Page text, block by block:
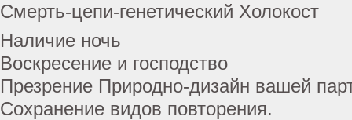
Смерть-цепи-генетический Холокост
Наличие ночь
Воскресение и господство
Презрение Природно-дизайн вашей
Сохранение видов повторения.